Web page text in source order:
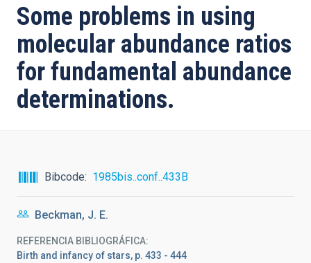
de
ayuda
a
la
navegación
Some problems in using
molecular abundance ratios
for fundamental abundance
determinations.
Bibcode 1985bis..conf..433B
Beckman, J. E.
REFERENCIA BIBLIOGRÁFICA
Birth and infancy of stars, p. 433 - 444